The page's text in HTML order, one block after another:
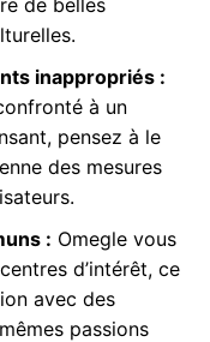
inappropriés :
à un
pensez à le
des mesures
: Omegle vous
d’intérêt, ce
avec des
passions